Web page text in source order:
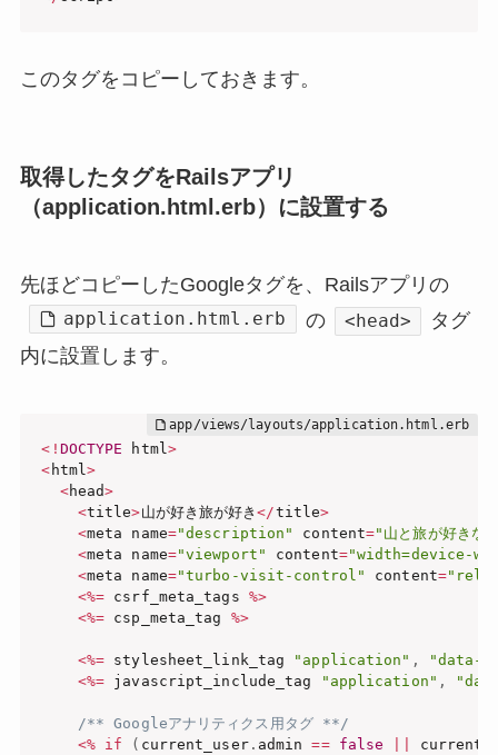
このタグをコピーしておきます。
取得したタグをRailsアプリ
（application.html.erb）に設置する
先ほどコピーしたGoogleタグを、Railsアプリの
application.html.erb の <head>
タグ
内に設置します。
< ! DOCTYPE html>
< html>
<head>
<title>山が好き旅が好き</title>
<meta name="description" content="山と旅が好きな
<meta name="viewport" content="width=device-
<meta name="turbo-visit-control" content=
<%= csrf_meta_tags %>
<%= csp_meta_tag %>
<%= stylesheet_link_tag "application" ,
"data-
<%= javascript_include_tag "application" ,
/** Googleアナリティクス用タグ **/
<% if ( current_user. admin == false